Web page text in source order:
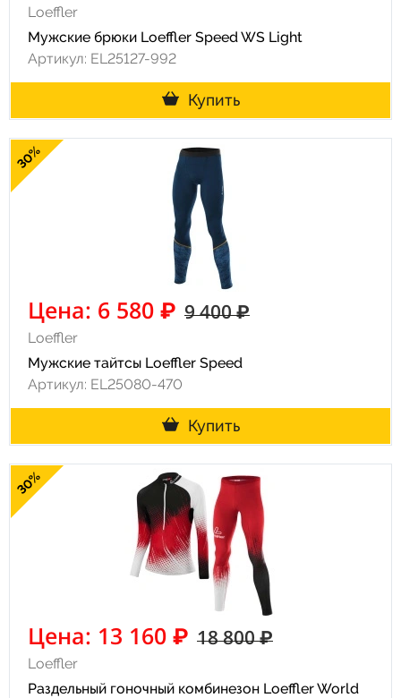
Loeffler
Мужские брюки Loeffler Speed WS Light
Артикул: EL25127-992
Купить
30%
Цена: 6 580 ₽ 9 400 ₽
Loeffler
Мужские тайтсы Loeffler Speed
Артикул: EL25080-470
Купить
30%
Цена: 13 160 ₽ 18 800 ₽
Loeffler
Раздельный гоночный комбинезон Loeffler World